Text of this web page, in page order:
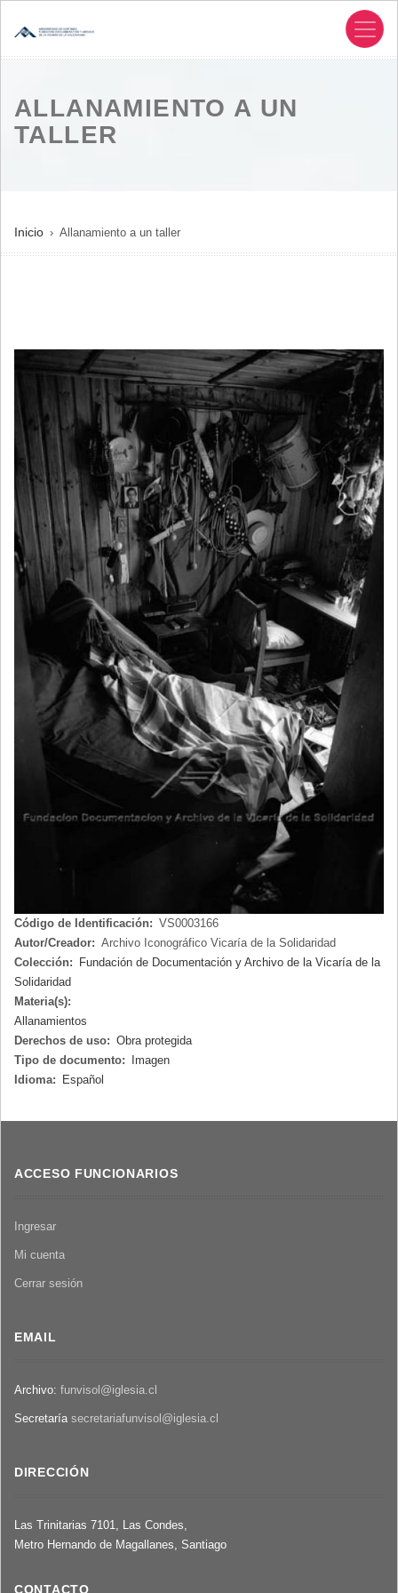
ALLANAMIENTO A UN
TALLER
SOBRESCRIBIR
ENLACES
LA
NAVEGACIÓN
Inicio Allanamiento a un taller
Código de Identificación: VS0003166
Autor/Creador: Archivo Iconográfico Vicaría de la Solidaridad
Colección:
Fundación de Documentación y Archivo de la Vicaría de la
Solidaridad
Materia(s):
Allanamientos
Derechos de uso: Obra protegida
Tipo de documento:
Imagen
Idioma:
Español
ACCESO FUNCIONARIOS
Ingresar
Mi cuenta
Cerrar sesión
EMAIL
Archivo: funvisol@iglesia.cl
Secretaría secretariafunvisol@iglesia.cl
DIRECCIÓN
Las Trinitarias 7101, Las Condes,
Metro Hernando de Magallanes, Santiago
CONTACTO